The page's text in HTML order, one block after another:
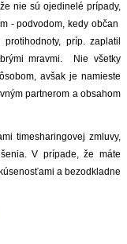
nie sú ojedinelé prípady,
- podvodom, kedy občan
príp. zaplatil
mravmi. Nie všetky
avšak je namieste
partnerom a obsahom
timesharingovej zmluvy,
V prípade, že máte
a bezodkladne